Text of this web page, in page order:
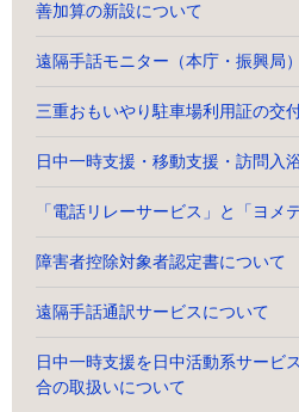
善加算の新設について
遠隔手話モニター（本庁・振興局
三重おもいやり駐車場利用証の交
日中一時支援・移動支援・訪問入
「電話リレーサービス」と「ヨメ
障害者控除対象者認定書について
遠隔手話通訳サービスについて
日中一時支援を日中活動系サービ
合の取扱いについて